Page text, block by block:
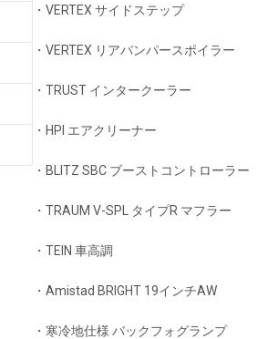
・VERTEX サイドステップ
・VERTEX リアバンパースポイラー
・TRUST インタークーラー
・HPI エアクリーナー
・BLITZ SBC ブーストコントローラー
・TRAUM V-SPL タイプR マフラー
・TEIN 車高調
・Amistad BRIGHT 19インチAW
・寒冷地仕様 バックフォグランプ